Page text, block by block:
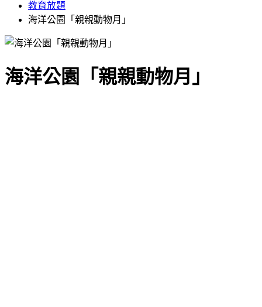
教育放題
海洋公園「親親動物月」
海洋公園「親親動物月」